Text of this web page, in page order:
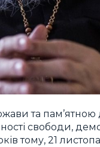
та
свободи,
тому, 21